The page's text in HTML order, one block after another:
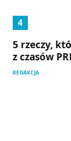
5 rzeczy,
z czasów
REDAKCJA